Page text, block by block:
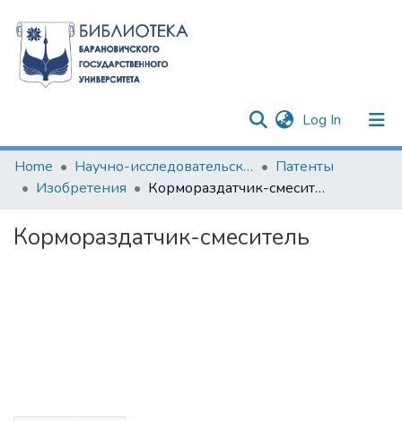
Log In (current)
Communities & Collections
All of DSpace
Statistics
Home Научно-исследовательские разработки
Патенты
Изобретения
Кормораздатчик-смеситель
Кормораздатчик-смеситель